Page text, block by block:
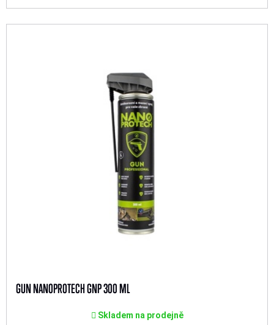
GUN NANOPROTECH GNP 300 ML
Skladem na prodejně